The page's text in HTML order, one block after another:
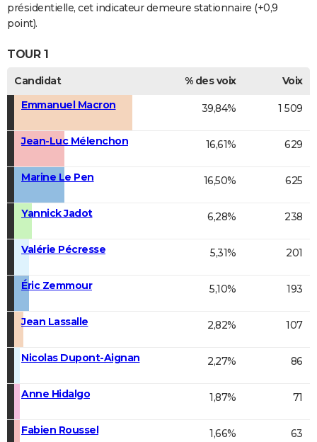
présidentielle, cet indicateur demeure stationnaire (+0,9
point).
TOUR 1
Candidat % des voix
Voix
Emmanuel Macron
39,84% 1 509
Jean-Luc Mélenchon 16,61% 629
Marine Le Pen 16,50% 625
Yannick Jadot 6,28% 238
Valérie Pécresse 5,31% 201
Éric Zemmour 5,10% 193
Jean Lassalle 2,82% 107
Nicolas Dupont-Aignan 2,27% 86
Anne Hidalgo 1,87% 71
Fabien Roussel 1,66% 63